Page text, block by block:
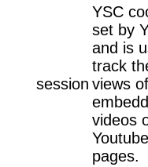
session
YSC
set by
and is
track
views of
videos
Youtube
pages.